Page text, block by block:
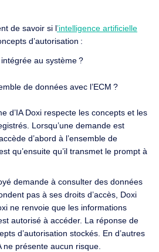
de savoir si l’intelligence artificielle
d’autorisation :
au système ?
de données avec l’ECM ?
d’IA Doxi respecte les concepts et les
Lorsqu’une demande est
d’abord à l’ensemble de
qu’ensuite qu’il transmet le prompt à
demande à consulter des données
pas à ses droits d’accès, Doxi
ne renvoie que les informations
autorisé à accéder. La réponse de
d’autorisation stockés. En d’autres
ne présente aucun risque.